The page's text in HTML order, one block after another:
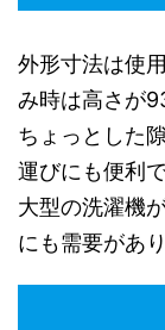
外形寸法は使
み時は高さが
ちょっとした
運びにも便利で
大型の洗濯機
にも需要があ